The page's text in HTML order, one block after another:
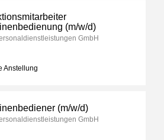
(m/w/d)
GmbH
Anstellung
(m/w/d)
GmbH